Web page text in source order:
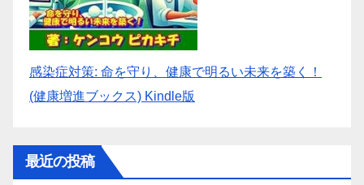
感染症対策: 命を守り、健康で明るい未来を築く！
(健康増進ブックス) Kindle版
最近の投稿